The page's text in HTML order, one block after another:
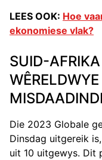
LEES OOK: Hoe
ekonomiese vlak?
SUID-
Die 2023 Globale
Dinsdag uitgereik
uit 10 uitgewys. Dit